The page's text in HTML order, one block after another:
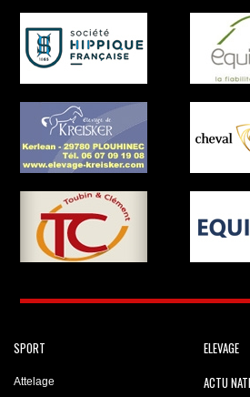
SPORT
Attelage
ELEVAGE
ACTU